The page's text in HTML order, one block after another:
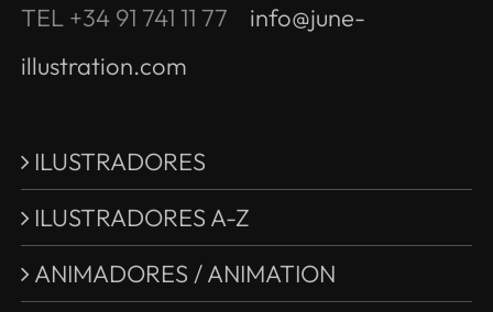
TEL +34 91 741 11 77 info@june-
illustration.com
ILUSTRADORES
ILUSTRADORES A-Z
ANIMADORES / ANIMATION